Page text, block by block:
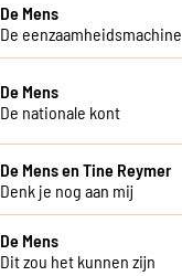
De Mens
De eenzaamheidsmachine
De Mens
De nationale kont
De Mens en Tine Reymer
Denk je nog aan mij
De Mens
Dit zou het kunnen zijn